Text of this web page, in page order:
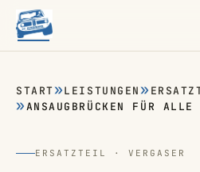
START LEISTUNGEN
ANSAUGBRÜCKEN FÜR ALLE
ERSATZTEIL · VERGASER